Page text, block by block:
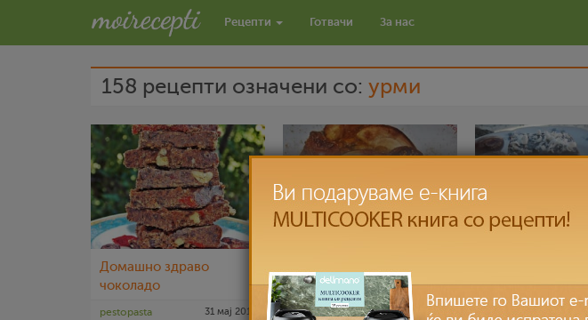
Рецепти Готвачи За нас
158 рецепти означени со: урми
Домашно здраво
чоколадо
pestopasta 31 мај 2013
макробиотичка)
pestopasta 15 апр 2013 Daniela Dzogova